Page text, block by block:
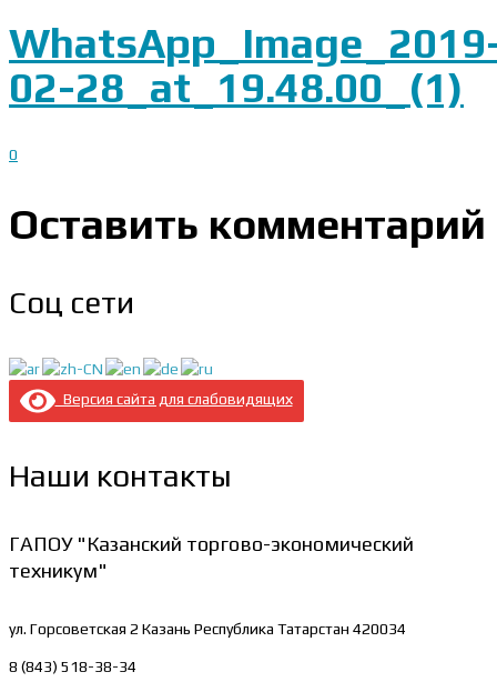
02-28_at_19.48.00_(1)
0
Оставить комментарий
Соц сети
Версия сайта для слабовидящих
Наши контакты
ГАПОУ "Казанский торгово-экономический
техникум"
ул. Горсоветская 2 Казань Республика Татарстан 420034
8 (843) 518-38-34